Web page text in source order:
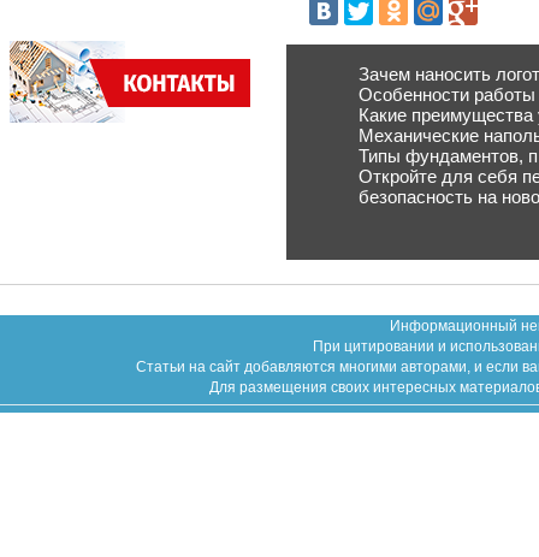
Зачем наносить
Особенности работы
Какие преимущества
Механические
Типы фундаментов,
Откройте для себя
безопасность на
Информационный
При цитировании и
Статьи на сайт добавляются многими авторами, и если
Для размещения своих интересных